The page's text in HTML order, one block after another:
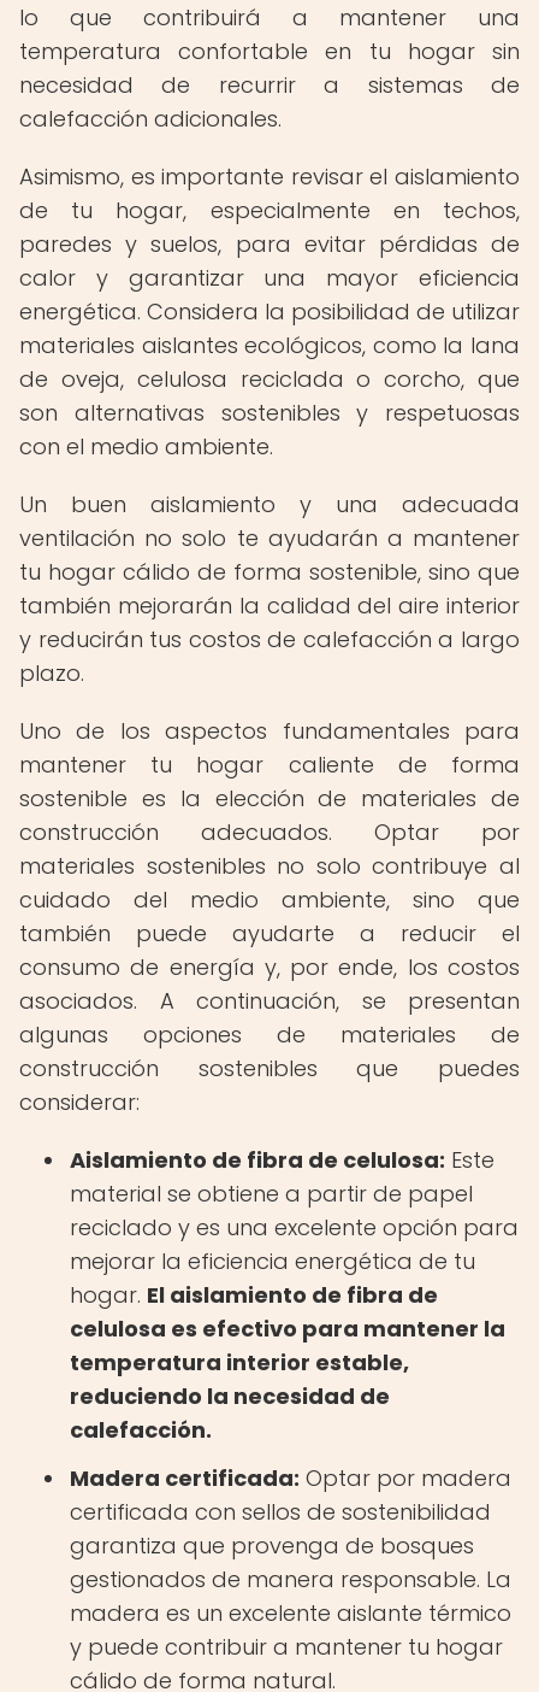
lo que contribuirá a mantener una
temperatura confortable en tu hogar sin
necesidad de recurrir a sistemas de
calefacción adicionales.
Asimismo, es importante revisar el aislamiento
de tu hogar, especialmente en techos,
paredes y suelos, para evitar pérdidas de
calor y garantizar una mayor eficiencia
energética. Considera la posibilidad de utilizar
materiales aislantes ecológicos, como la lana
de oveja, celulosa reciclada o corcho, que
son alternativas sostenibles y respetuosas
con el medio ambiente.
Un buen aislamiento y una adecuada
ventilación no solo te ayudarán a mantener
tu hogar cálido de forma sostenible, sino que
también mejorarán la calidad del aire interior
y reducirán tus costos de calefacción a largo
plazo.
Uno de los aspectos fundamentales para
mantener tu hogar caliente de forma
sostenible es la elección de materiales de
construcción adecuados. Optar por
materiales sostenibles no solo contribuye al
cuidado del medio ambiente, sino que
también puede ayudarte a reducir el
consumo de energía y, por ende, los costos
asociados. A continuación, se presentan
algunas opciones de materiales de
construcción sostenibles que puedes
considerar:
Aislamiento de fibra de celulosa: Este
material se obtiene a partir de papel
reciclado y es una excelente opción para
mejorar la eficiencia energética de tu
hogar. El aislamiento de fibra de
celulosa es efectivo para mantener la
temperatura interior estable,
reduciendo la necesidad de
calefacción.
Madera certificada: Optar por madera
certificada con sellos de sostenibilidad
garantiza que provenga de bosques
gestionados de manera responsable. La
madera es un excelente aislante térmico
y puede contribuir a mantener tu hogar
cálido de forma natural.